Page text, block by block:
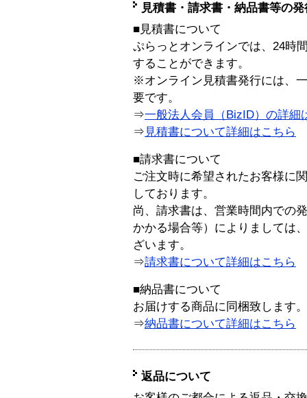
見積書・請求書・納品書等の
■見積書について
ぷらっとオンラインでは、24時
することができます。
※オンライン見積書発行には、
要です。
⇒一般法人会員（BizID）の詳細
⇒ 見積書について詳細はこちら
■請求書について
ご注文時に希望されたお客様に
しております。
尚、請求書は、営業時間内での
かかる場合等）によりましては
ざいます。
⇒請求書について詳細はこちら
■納品書について
お届けする商品に同梱致します。
⇒納品書について詳細はこちら
返品について